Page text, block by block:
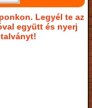
Legyél te az
együtt és nyerj